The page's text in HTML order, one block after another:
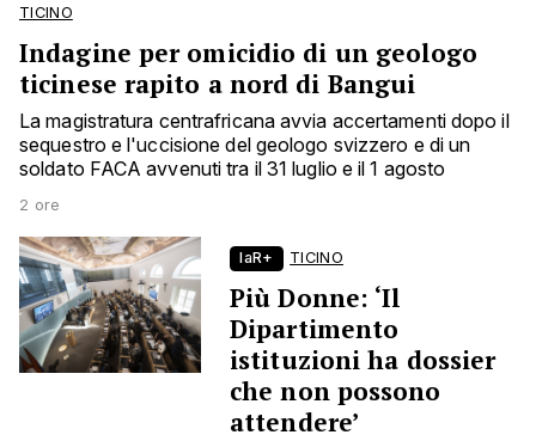
TICINO
Indagine per omicidio di un geologo
ticinese rapito a nord di Bangui
La magistratura centrafricana avvia accertamenti dopo il
sequestro e l'uccisione del geologo svizzero e di un
soldato FACA avvenuti tra il 31 luglio e il 1 agosto
2 ore
laR+ TICINO
Più Donne: ‘Il
Dipartimento
istituzioni ha dossier
che non possono
attendere’